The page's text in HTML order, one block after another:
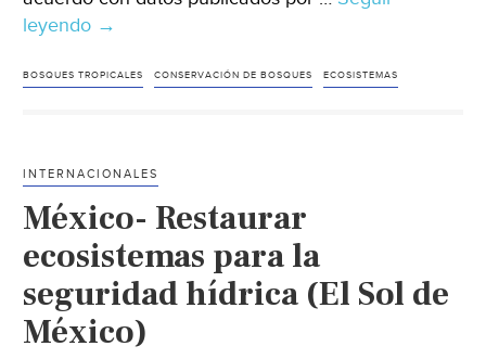
leyendo Bosques
cada
urgente
su
conservación
(Mongabay)
→
BOSQUES TROPICALES CONSERVACIÓN DE BOSQUES ECOSISTEMAS
INTERNACIONALES
México- Restaurar
ecosistemas para la
seguridad hídrica (El Sol de
México)